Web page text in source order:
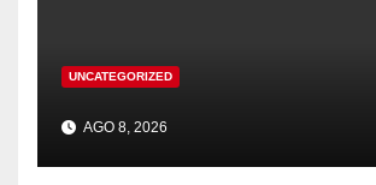
UNCATEGORIZED
AGO 8, 2026